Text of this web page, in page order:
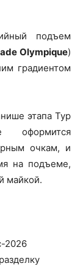
подъем
Olympique)
градиентом
этапа Тур
очкам, и
на подъеме,
майкой.
2026